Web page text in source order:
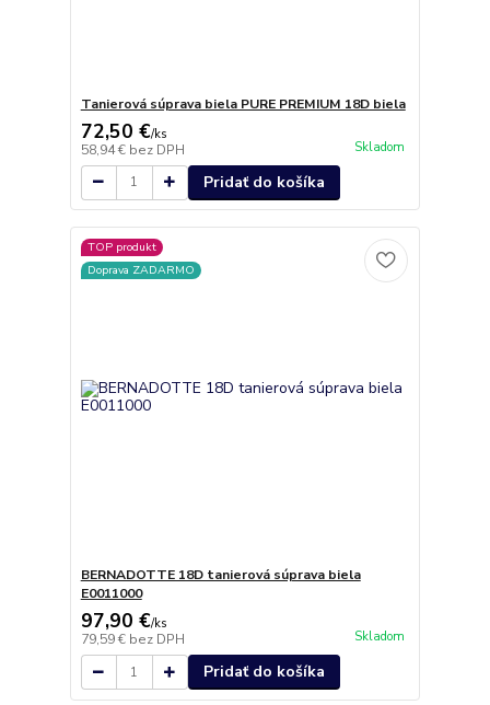
Tanierová súprava biela PURE PREMIUM 18D biela
72,50 €/ks
58,94 € bez DPH Skladom
Pridať do košíka
TOP produkt
Doprava ZADARMO
BERNADOTTE 18D tanierová súprava biela
E0011000
97,90 €/ks
79,59 € bez DPH Skladom
Pridať do košíka